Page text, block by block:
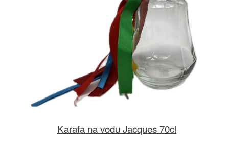
Karafa na vodu Jacques 70cl